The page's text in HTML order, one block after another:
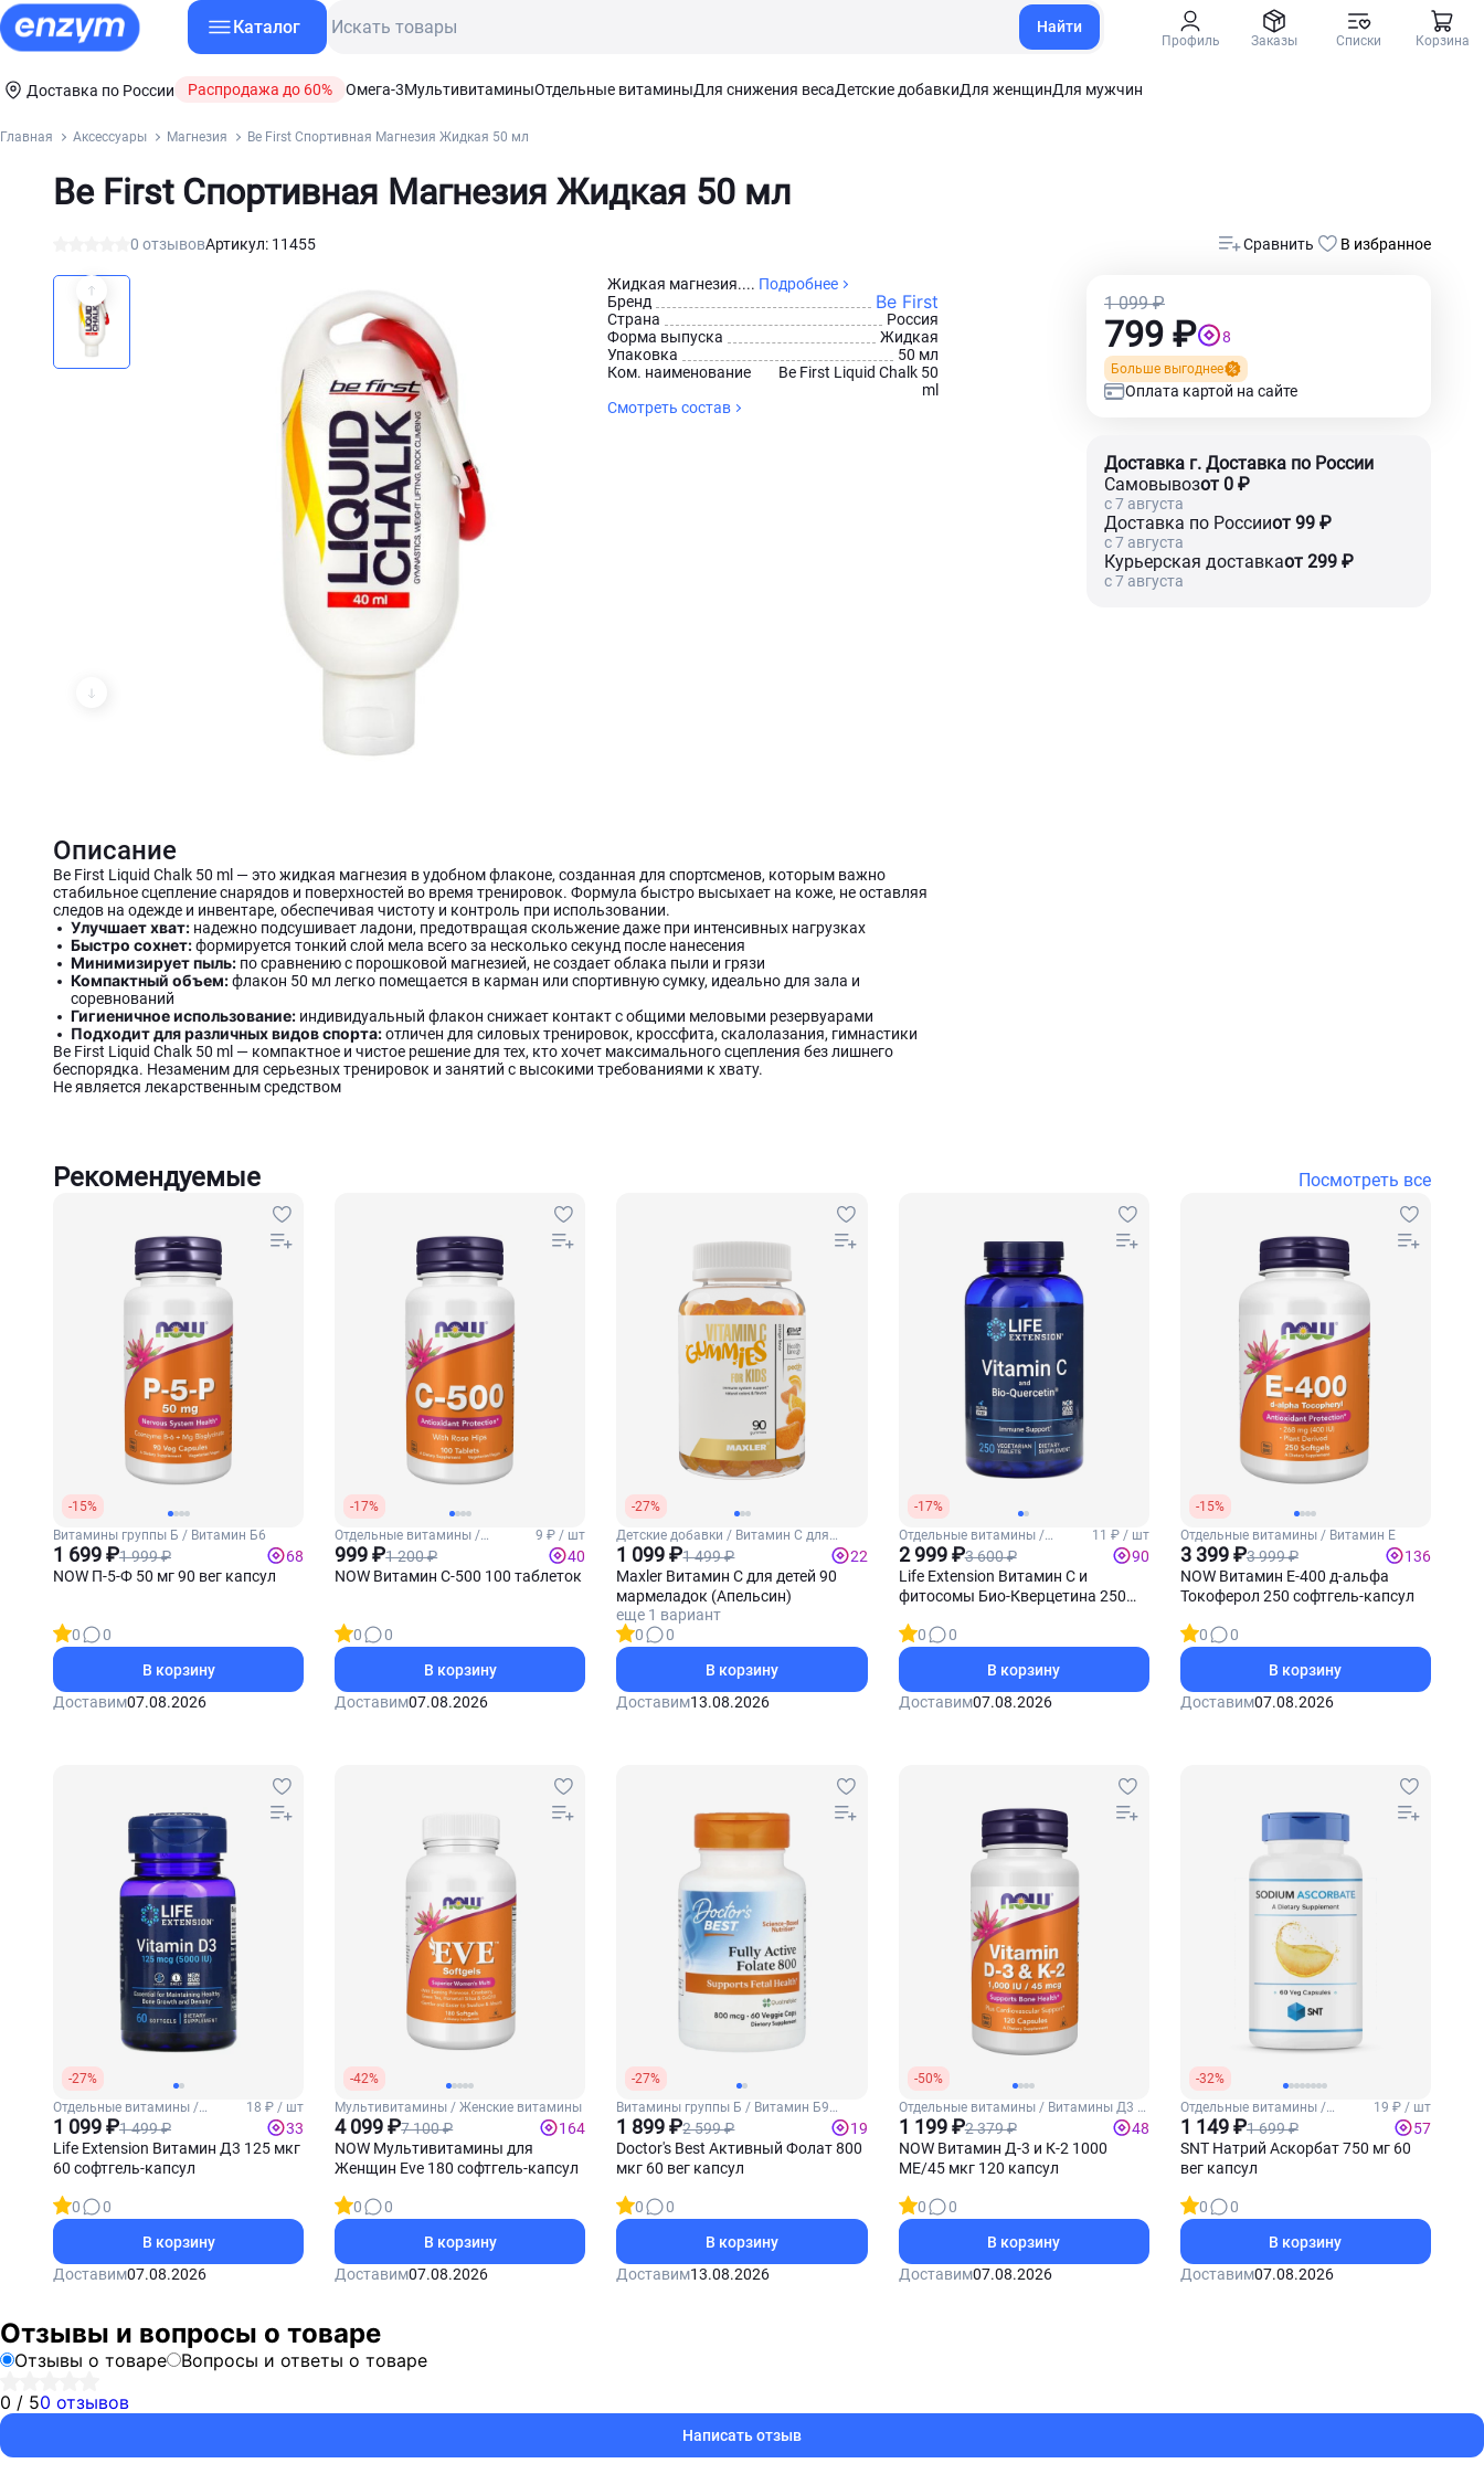
Каталог Найти
Профиль Заказы Списки Корзина
Доставка по России Распродажа до 60% Омега-3МультивитаминыОтдельные витаминыДля снижения весаДетские добавкиДля женщинДля мужчин
Главная Аксессуары Магнезия Be First Спортивная Магнезия Жидкая 50 мл
Be First Спортивная Магнезия Жидкая 50 мл
0 отзывовАртикул: 11455 Сравнить В избранное
Жидкая магнезия.... Подробнее
Бренд
Be First
Страна
Россия
Форма выпуска
Жидкая
Упаковка
50 мл
Ком. наименование
Be First Liquid Chalk 50
ml
Смотреть состав
1 099 ₽
799 ₽ 8
Больше выгоднее
Оплата картой на сайте
Доставка г. Доставка по России
Самовывозот 0 ₽
c 7 августа
Доставка по Россииот 99 ₽
c 7 августа
Курьерская доставкаот 299 ₽
c 7 августа
Описание
Be First Liquid Chalk 50 ml — это жидкая магнезия в удобном флаконе, созданная для спортсменов, которым важно
стабильное сцепление снарядов и поверхностей во время тренировок. Формула быстро высыхает на коже, не оставляя
следов на одежде и инвентаре, обеспечивая чистоту и контроль при использовании.
Улучшает хват: надежно подсушивает ладони, предотвращая скольжение даже при интенсивных нагрузках
Быстро сохнет:формируется тонкий слой мела всего за несколько секунд после нанесения
Минимизирует пыль: по сравнению с порошковой магнезией, не создает облака пыли и грязи
Компактный объем:флакон 50 мл легко помещается в карман или спортивную сумку, идеально для зала и
соревнований
Гигиеничное использование: индивидуальный флакон снижает контакт с общими меловыми резервуарами
Подходит для различных видов спорта:отличен для силовых тренировок, кроссфита, скалолазания, гимнастики
Be First Liquid Chalk 50 ml — компактное и чистое решение для тех, кто хочет максимального сцепления без лишнего
беспорядка. Незаменим для серьезных тренировок и занятий с высокими требованиями к хвату.
Не является лекарственным средством
Рекомендуемые Посмотреть все
-15%
Витамины группы Б / Витамин Б6
1 699 ₽1 999 ₽
68
NOW П-5-Ф 50 мг 90 вег капсул
0
0
В корзину
Доставим07.08.2026
-17%
Отдельные витамины /
Витамин С
9 ₽ / шт
999 ₽1 200 ₽
40
NOW Витамин С-500 100 таблеток
0
0
В корзину
Доставим07.08.2026
-27%
Детские добавки / Витамин С для
детей
1 099 ₽1 499 ₽
22
Maxler Витамин С для детей 90
мармеладок (Апельсин)
еще 1 вариант
0
0
В корзину
Доставим13.08.2026
-17%
Отдельные витамины /
Витамин С
11 ₽ / шт
2 999 ₽3 600 ₽
90
Life Extension Витамин С и
фитосомы Био-Кверцетина 250
0
0
В корзину
Доставим07.08.2026
-15%
Отдельные витамины / Витамин Е
3 399 ₽3 999 ₽
136
NOW Витамин Е-400 д-альфа
Токоферол 250 софтгель-капсул
0
0
В корзину
Доставим07.08.2026
-27%
Отдельные витамины /
Витамин Д3
18 ₽ / шт
1 099 ₽1 499 ₽
33
Life Extension Витамин Д3 125 мкг
60 софтгель-капсул
0
0
В корзину
Доставим07.08.2026
-42%
Мультивитамины / Женские витамины
4 099 ₽7 100 ₽
164
NOW Мультивитамины для
Женщин Eve 180 софтгель-капсул
0
0
В корзину
Доставим07.08.2026
-27%
Витамины группы Б / Витамин Б9
(Фолиевая кислота)
1 899 ₽2 599 ₽
19
Doctor's Best Активный Фолат 800
мкг 60 вег капсул
0
0
В корзину
Доставим13.08.2026
-50%
Отдельные витамины / Витамины Д3 и
К2
1 199 ₽2 379 ₽
48
NOW Витамин Д-3 и К-2 1000
МЕ/45 мкг 120 капсул
0
0
В корзину
Доставим07.08.2026
-32%
Отдельные витамины /
Витамин С
19 ₽ / шт
1 149 ₽1 699 ₽
57
SNT Натрий Аскорбат 750 мг 60
вег капсул
0
0
В корзину
Доставим07.08.2026
Отзывы и вопросы о товаре
Отзывы о товаре
Вопросы и ответы о товаре
0 / 50 отзывов
Написать отзыв